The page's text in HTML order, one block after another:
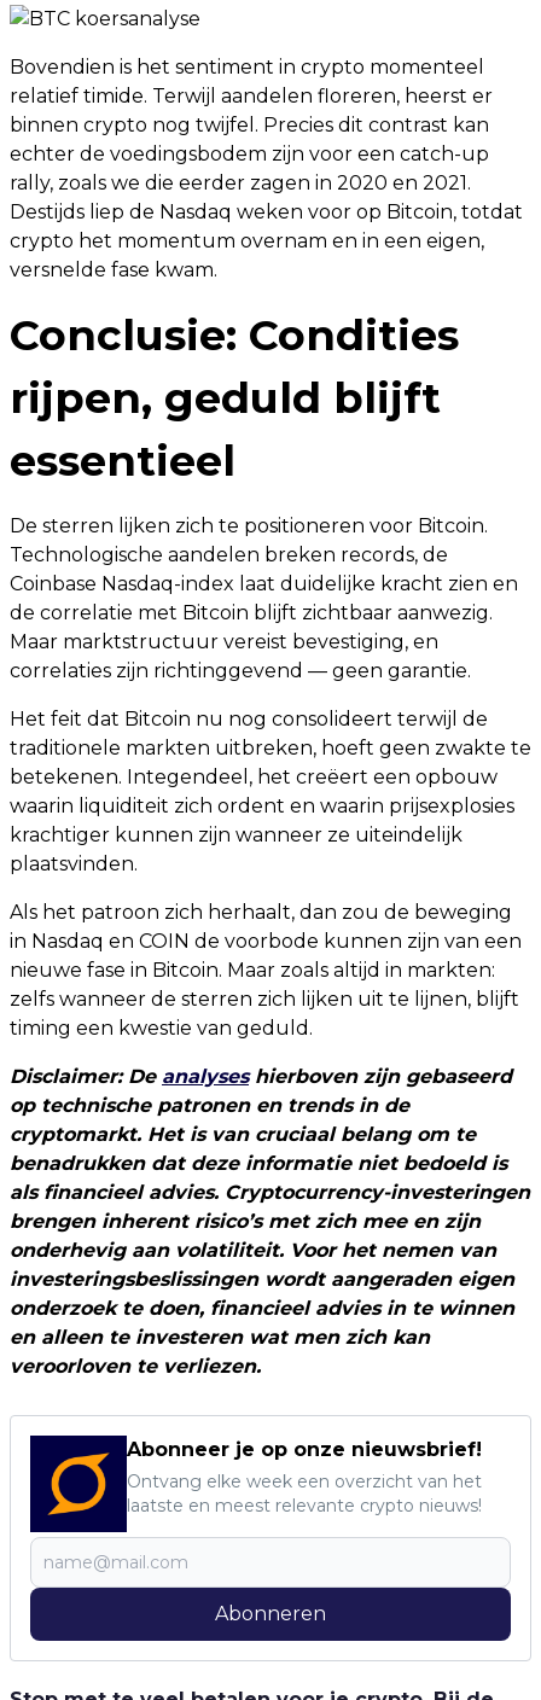
Bovendien is het sentiment in crypto momenteel
relatief timide. Terwijl aandelen floreren, heerst er
binnen crypto nog twijfel. Precies dit contrast kan
echter de voedingsbodem zijn voor een catch-up
rally, zoals we die eerder zagen in 2020 en 2021.
Destijds liep de Nasdaq weken voor op Bitcoin, totdat
crypto het momentum overnam en in een eigen,
versnelde fase kwam.
Conclusie: Condities
rijpen, geduld blijft
essentieel
De sterren lijken zich te positioneren voor Bitcoin.
Technologische aandelen breken records, de
Coinbase Nasdaq-index laat duidelijke kracht zien en
de correlatie met Bitcoin blijft zichtbaar aanwezig.
Maar marktstructuur vereist bevestiging, en
correlaties zijn richtinggevend — geen garantie.
Het feit dat Bitcoin nu nog consolideert terwijl de
traditionele markten uitbreken, hoeft geen zwakte te
betekenen. Integendeel, het creëert een opbouw
waarin liquiditeit zich ordent en waarin prijsexplosies
krachtiger kunnen zijn wanneer ze uiteindelijk
plaatsvinden.
Als het patroon zich herhaalt, dan zou de beweging
in Nasdaq en COIN de voorbode kunnen zijn van een
nieuwe fase in Bitcoin. Maar zoals altijd in markten:
zelfs wanneer de sterren zich lijken uit te lijnen, blijft
timing een kwestie van geduld.
Disclaimer: De analyseshierboven zijn gebaseerd
op technische patronen en trends in de
cryptomarkt. Het is van cruciaal belang om te
benadrukken dat deze informatie niet bedoeld is
als financieel advies. Cryptocurrency-investeringen
brengen inherent risico’s met zich mee en zijn
onderhevig aan volatiliteit. Voor het nemen van
investeringsbeslissingen wordt aangeraden eigen
onderzoek te doen, financieel advies in te winnen
en alleen te investeren wat men zich kan
veroorloven te verliezen.
Abonneer je op onze nieuwsbrief!
Ontvang elke week een overzicht van het
laatste en meest relevante crypto nieuws!
Abonneren